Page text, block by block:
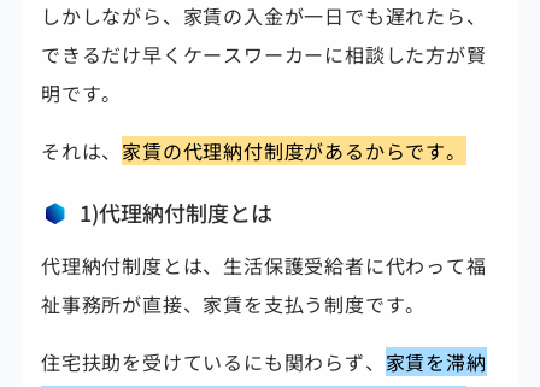
しかしながら、家賃の入金が一日でも遅れたら、
できるだけ早くケースワーカーに相談した方が賢
明です。
それは、 家賃の代理納付制度があるからです。
1)代理納付制度とは
代理納付制度とは、生活保護受給者に代わって福
祉事務所が直接、家賃を支払う制度です。
住宅扶助を受けているにも関わらず、 家賃を滞納